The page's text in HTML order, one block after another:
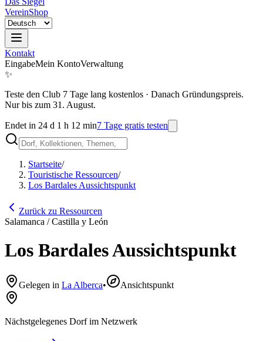
VereinShop
Kontakt
EingabeMein KontoVerwaltung
✨
Teste den Club 7 Tage lang kostenlos · Danach Gründungspreis.
Nur bis zum 31. August.
Endet in 24 d 1 h 12 min7 Tage gratis testen
Startseite/
Touristische Ressourcen/
Los Bardales Aussichtspunkt
Zurück zu Ressourcen
Salamanca / Castilla y León
Los Bardales Aussichtspunkt
Gelegen in La Alberca• Ansichtspunkt
Nächstgelegenes Dorf im Netzwerk